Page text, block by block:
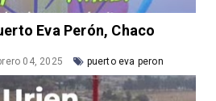
Eva Perón, Chaco
04, 2025 puerto eva peron